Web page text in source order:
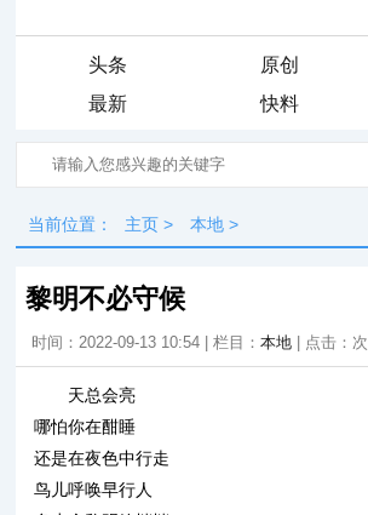
头条 原创
最新
快料
当前位置： 主页 > 本地 >
黎明不必守候
时间：2022-09-13 10:54 | 栏目： 本地 | 点击： 次
天总会亮
哪怕你在酣睡
还是在夜色中行走
鸟儿呼唤早行人